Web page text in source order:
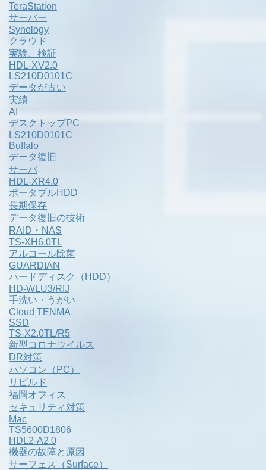
TeraStation
サーバー
Synology
クラウド
実験、検証
HDL-XV2.0
LS210D0101C
データが古い
実績
AI
デスクトップPC
LS210D0101C
Buffalo
データ復旧
サーバ
HDL-XR4.0
ポータブルHDD
長期保存
データ復旧の技術
RAID・NAS
TS-XH6.0TL
アルコール除菌
GUARDIAN
ハードディスク（HDD）
HD-WLU3/RIJ
手洗い・うがい
Cloud TENMA
SSD
TS-X2.0TL/R5
新型コロナウイルス
DR対策
パソコン（PC）
リビルド
福岡オフィス
セキュリティ対策
Mac
TS5600D1806
HDL2-A2.0
機器の故障と原因
サーフェス（Surface）